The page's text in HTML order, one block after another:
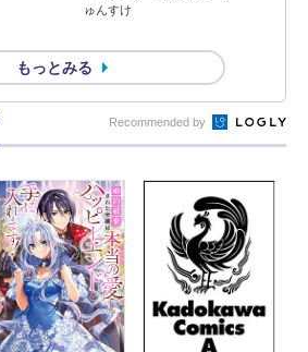
ゅんすけ
もっとみる
Recommended by